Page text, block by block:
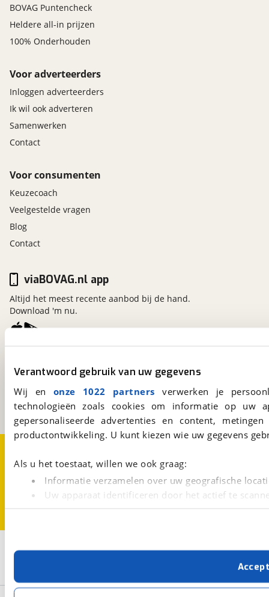
Verantwoord gebruik van uw gegevens
Wij en onze 1022 partners verwerken je
technologieën zoals cookies om informatie op
gepersonaliseerde advertenties en content,
productontwikkeling. U kunt kiezen wie uw gegevens
Als u het toestaat, willen we ook graag:
Informatie verzamelen over uw geografische
Uw apparaat identificeren door het actief te
Met cookies en vergelijkbare technieken zorgen we
cookies zorgen ervoor dat de website goed werkt.
verbeteren. We tonen je graag relevante advertenties
Opslaan
BOVAG Puntencheck
Heldere all-in prijzen
100% Onderhouden
Voor adverteerders
Inloggen adverteerders
Ik wil ook adverteren
Samenwerken
Contact
Voor consumenten
Keuzecoach
Veelgestelde vragen
Blog
Contact
Kosterijland15
Een initiatief van
BOVAG
viaBOVAG.nl app
Altijd het meest recente aanbod bij de hand.
Download 'm nu.
Cookievoorkeuren
Vacatures